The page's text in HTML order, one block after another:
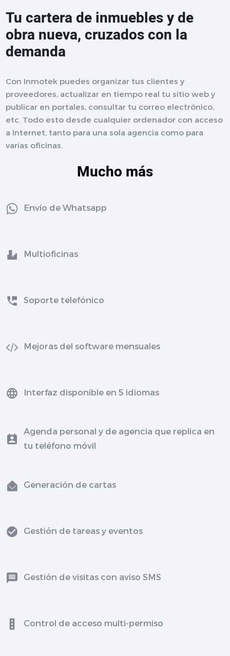
Tu cartera de inmuebles y de
obra nueva, cruzados con la
demanda
Con Inmotek puedes organizar tus clientes y
proveedores, actualizar en tiempo real tu sitio web y
publicar en portales, consultar tu correo electrónico,
etc. Todo esto desde cualquier ordenador con acceso
a Internet, tanto para una sola agencia como para
varias oficinas.
Mucho más
Envío de Whatsapp
Multioficinas
Soporte telefónico
Mejoras del software mensuales
Interfaz disponible en 5 idiomas
Agenda personal y de agencia que replica en
tu teléfono móvil
Generación de cartas
Gestión de tareas y eventos
Gestión de visitas con aviso SMS
Control de acceso multi-permiso